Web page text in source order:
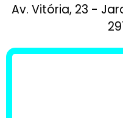
Av. Vitória, 23 -